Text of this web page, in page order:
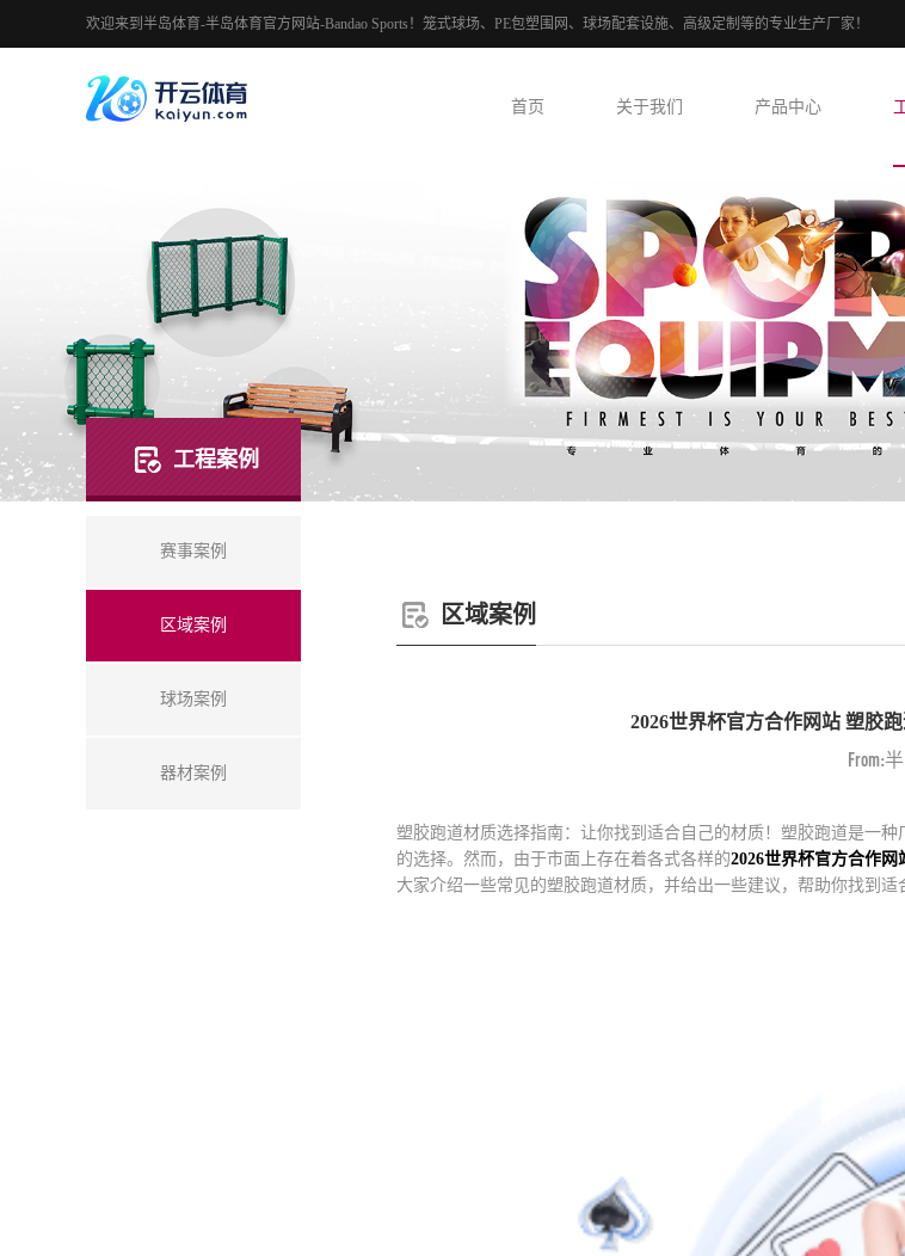
欢迎来到半岛体育-半岛体育官方网站-Bandao Sports！笼式球场、PE包塑围网、球场配套设施、高级定制等的专业生产厂家！
首页 关于我们 产品中心
工程案例
赛事案例
区域案例
球场案例
器材案例
区域案例
2026世界杯官方合作网站 塑胶
From:
塑胶跑道材质选择指南：让你找到适合自己的材质！塑胶跑道是一
的选择。然而，由于市面上存在着各式各样的2026世界杯官方合作网
大家介绍一些常见的塑胶跑道材质，并给出一些建议，帮助你找到